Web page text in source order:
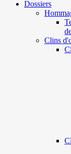
Dossiers
Clins